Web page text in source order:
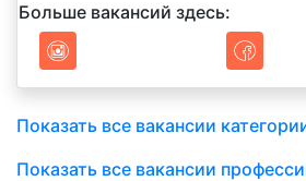
Больше вакансий здесь:
Показать все вакансии
Показать все вакансии